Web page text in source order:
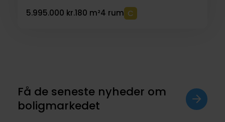
5.995.000 kr.180 m²4 rum
Få de seneste nyheder om
boligmarkedet